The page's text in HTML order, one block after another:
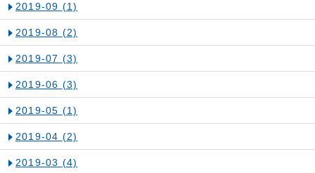
2019-09 (1)
2019-08 (2)
2019-07 (3)
2019-06 (3)
2019-05 (1)
2019-04 (2)
2019-03 (4)